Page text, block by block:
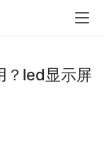
？led显示屏